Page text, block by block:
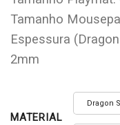
Tamanho
Espessura
2mm
MATERIAL
Dragon